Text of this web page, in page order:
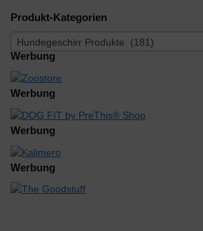
Produkt-Kategorien
Hundegeschirr Produkte (181)
Werbung
Werbung
Werbung
Werbung